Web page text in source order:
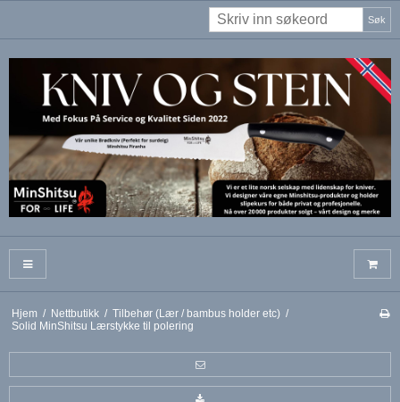
Søk
Hjem / Nettbutikk / Tilbehør (Lær / bambus holder etc) /
Solid MinShitsu Lærstykke til polering